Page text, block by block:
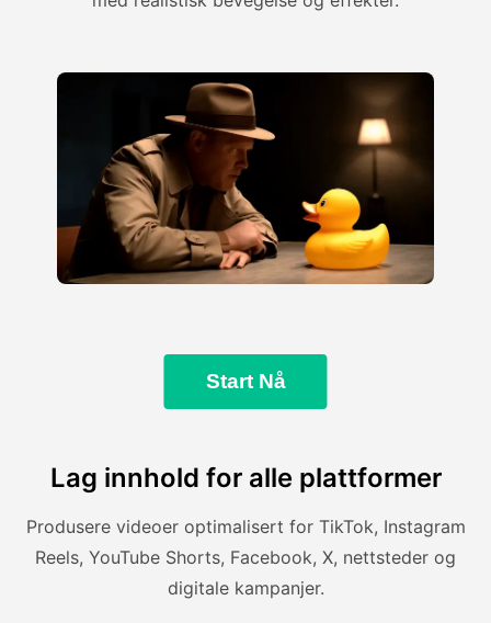
Start Nå
Lag innhold for alle plattformer
Produsere videoer optimalisert for TikTok, Instagram
Reels, YouTube Shorts, Facebook, X, nettsteder og
digitale kampanjer.